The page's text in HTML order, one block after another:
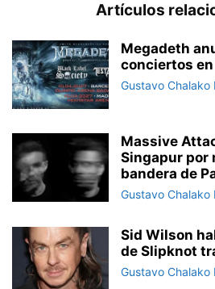
Artículos
Megadeth
conciertos
Gustavo Chalako
Massive
Singapur por
bandera de
Gustavo Chalako
Sid Wilson
de Slipknot
Gustavo Chalako